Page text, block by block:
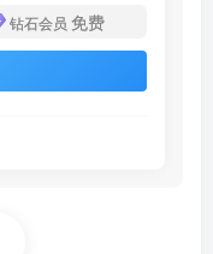
钻石会员 免费